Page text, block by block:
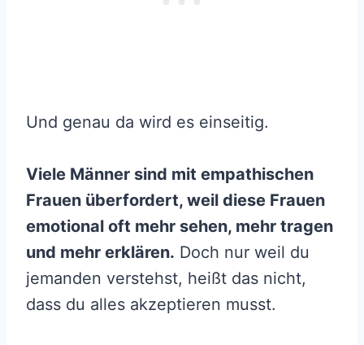
Und genau da wird es einseitig.
Viele Männer sind mit empathischen
Frauen überfordert, weil diese Frauen
emotional oft mehr sehen, mehr tragen
und mehr erklären. Doch nur weil du
jemanden verstehst, heißt das nicht,
dass du alles akzeptieren musst.